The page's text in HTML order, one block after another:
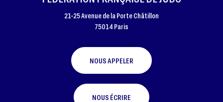
21-25 Avenue de la Porte Châtillon
75014 Paris
NOUS APPELER
NOUS ÉCRIRE